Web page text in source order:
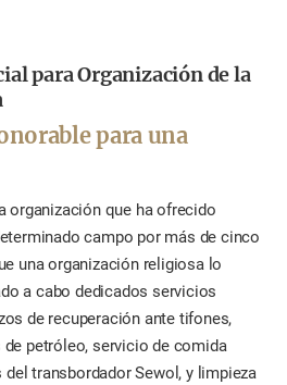
para Organización de la
para una
organización que ha ofrecido
campo por más de cinco
una organización religiosa lo
a cabo dedicados servicios
de recuperación ante tifones,
petróleo, servicio de comida
transbordador Sewol, y limpieza